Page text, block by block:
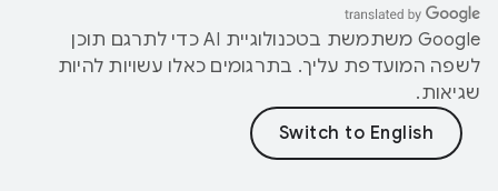
‫Google משתמשת בטכנולוגיית AI כדי לתרגם תוכן
לשפה המועדפת עליך. בתרגומים כאלו עשויות להיות
שגיאות.